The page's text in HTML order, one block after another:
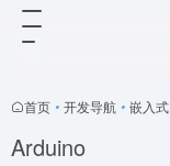
首页 • 开发导航 • 嵌入式
Arduino